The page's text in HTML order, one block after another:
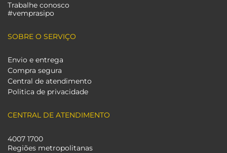
Trabalhe conosco
#vemprasipo
SOBRE O SERVIÇO
Envio e entrega
Compra segura
Central de atendimento
Politica de privacidade
CENTRAL DE ATENDIMENTO
4007 1700
Regiões metropolitanas